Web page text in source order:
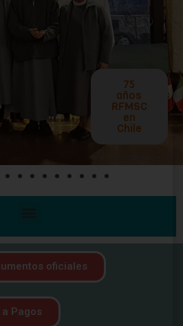
oficiales
Pagos